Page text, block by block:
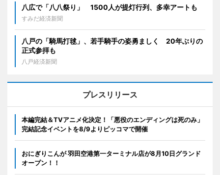
八広で「八八祭り」 1500人が提灯行列、多幸アートも
すみだ経済新聞
八戸の「騎馬打毬」、若手騎手の姿勇ましく 20年ぶりの
正式参拝も
八戸経済新聞
プレスリリース
本編完結＆TVアニメ化決定！「悪役のエンディングは死のみ」
完結記念イベントを8/9よりピッコマで開催
おにぎりこんが 羽田空港第一ターミナル店が8月10日グランド
オープン！！